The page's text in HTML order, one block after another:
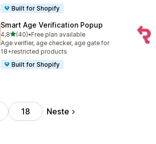
Built for Shopify
Smart Age Verification Popup
4,8av 5 stjerner
(40)
Totalt 40 omtaler
•Free plan available
Age verifier, age checker, age gate for
18+restricted products
Built for Shopify
18 Neste